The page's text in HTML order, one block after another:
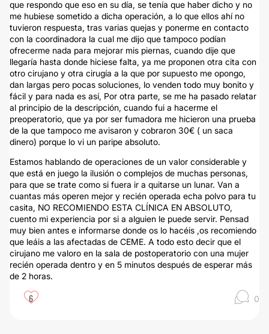
que respondo que eso en su día, se tenía que haber dicho y no
me hubiese sometido a dicha operación, a lo que ellos ahí no
tuvieron respuesta, tras varias quejas y ponerme en contacto
con la coordinadora la cual me dijo que tampoco podían
ofrecerme nada para mejorar mis piernas, cuando dije que
llegaría hasta donde hiciese falta, ya me proponen otra cita con
otro cirujano y otra cirugía a la que por supuesto me opongo,
dan largas pero pocas soluciones, lo venden todo muy bonito y
fácil y para nada es así, Por otra parte, se me ha pasado relatar
al principio de la descripción, cuando fui a hacerme el
preoperatorio, que ya por ser fumadora me hicieron una prueba
de la que tampoco me avisaron y cobraron 30€ ( un saca
dinero) porque lo vi un paripe absoluto.
Estamos hablando de operaciones de un valor considerable y
que está en juego la ilusión o complejos de muchas personas,
para que se trate como si fuera ir a quitarse un lunar. Van a
cuantas más operen mejor y recién operada echa polvo para tu
casita, NO RECOMIENDO ESTA CLÍNICA EN ABSOLUTO,
cuento mi experiencia por si a alguien le puede servir. Pensad
muy bien antes e informarse donde os lo hacéis ,os recomiendo
que leáis a las afectadas de CEME. A todo esto decir que el
cirujano me valoro en la sala de postoperatorio con una mujer
recién operada dentro y en 5 minutos después de esperar más
de 2 horas.
6 0